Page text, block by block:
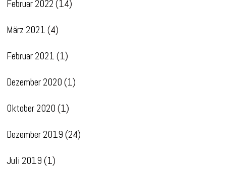
Februar 2022 (14)
März 2021 (4)
Februar 2021 (1)
Dezember 2020 (1)
Oktober 2020 (1)
Dezember 2019 (24)
Juli 2019 (1)